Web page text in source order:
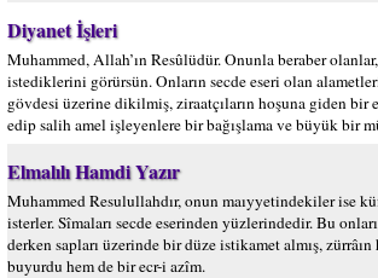
Diyanet İşleri
Muhammed, Allah’ın Resûlüdür. Onunla beraber
istediklerini görürsün. Onların secde eseri olan
gövdesi üzerine dikilmiş, ziraatçıların hoşuna giden
edip salih amel işleyenlere bir bağışlama ve büyük bir
Elmalılı Hamdi Yazır
Muhammed Resulullahdır, onun maıyyetindekiler ise
isterler. Sîmaları secde eserinden yüzlerindedir. Bu
derken sapları üzerinde bir düze istikamet almış,
buyurdu hem de bir ecr-i azîm.